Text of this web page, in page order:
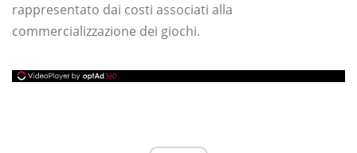
rappresentato dai costi associati alla
commercializzazione dei giochi.